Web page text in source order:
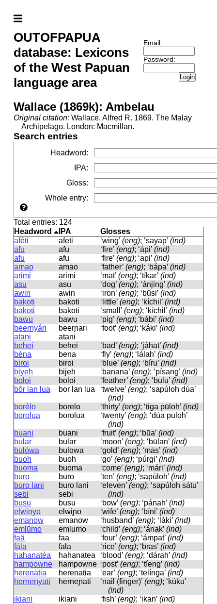
OUTOFPAPUA
database: Lexicons
of the West Papuan
language area
Email:
Password:
Login
Wallace (1869k): Ambelau
Original citation: Wallace, Alfred R. 1869. The Malay
Archipelago. London: Macmillan.
Search entries
Headword:
IPA:
Gloss:
Whole entry:
Total entries: 124
Headword
IPA
Glosses
aféti
afeti ‘wing’ (eng); ‘sayap’ (ind)
afu
afu ‘fire’ (eng); ‘ápi’ (ind)
afu
afu ‘fire’ (eng); ‘api’ (ind)
amao
amao ‘father’ (eng); ‘bápa’ (ind)
arimi
arimi ‘mat’ (eng); ‘tíkar’ (ind)
asu
asu ‘dog’ (eng); ‘ánjing’ (ind)
awin
awin ‘iron’ (eng); ‘bŭsi’ (ind)
bakoti
bakoti ‘little’ (eng); ‘kíchil’ (ind)
bakoti
bakoti ‘small’ (eng); ‘kíchil’ (ind)
bawu
bawu ‘pig’ (eng); ‘bábi’ (ind)
beernyári
atani
beerɲari
atani
‘foot’ (eng); ‘káki’ (ind)
behei behei ‘bad’ (eng); ‘jáhat’ (ind)
béna
bena ‘fly’ (eng); ‘lálah’ (ind)
biroi
biroi ‘blue’ (eng); ‘bíru’ (ind)
biyeh
bijeh ‘banana’ (eng); ‘písang’ (ind)
boloi
boloi ‘feather’ (eng); ‘būlū’ (ind)
bōr lan lua
bor lan lua ‘twelve’ (eng); ‘sapúloh dúa’
(ind)
borélo
borelo ‘thirty’ (eng); ‘tiga pūloh’ (ind)
borolua
borolua ‘twenty’ (eng); ‘dúa pūloh’
(ind)
buani
buani ‘fruit’ (eng); ‘būa’ (ind)
bular
bular ‘moon’ (eng); ‘būlan’ (ind)
bulówa
bulowa ‘gold’ (eng); ‘mās’ (ind)
buoh
buoh ‘go’ (eng); ‘púrgi’ (ind)
buoma
buoma ‘come’ (eng); ‘mári’ (ind)
buro
buro ‘ten’ (eng); ‘sapúloh’ (ind)
buro lani
sebi
buro lani
sebi
‘eleven’ (eng); ‘sapúloh sátu’
(ind)
busu
busu ‘bow’ (eng); ‘pánah’ (ind)
elwinyo
elwiɲo ‘wife’ (eng); ‘bíni’ (ind)
emanow
emanow ‘husband’ (eng); ‘láki’ (ind)
emlūmo
emlumo ‘child’ (eng); ‘ának’ (ind)
faä
faa ‘four’ (eng); ‘ámpat’ (ind)
fála
fala ‘rice’ (eng); ‘brās’ (ind)
hahanatéa
hahanatea ‘blood’ (eng); ‘dárah’ (ind)
hampowne
hampowne ‘post’ (eng); ‘tíeng’ (ind)
herenatia
herenatia ‘ear’ (eng); ‘telínga’ (ind)
hernenyati
herneɲati ‘nail (finger)’ (eng); ‘kúkū’
(ind)
ikiani
ikiani ‘fish’ (eng); ‘ikan’ (ind)